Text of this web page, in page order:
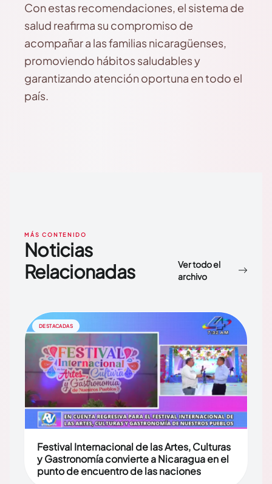
Con estas recomendaciones, el sistema de
salud reafirma su compromiso de
acompañar a las familias nicaragüenses,
promoviendo hábitos saludables y
garantizando atención oportuna en todo el
país.
MÁS CONTENIDO
Noticias
Relacionadas
Ver todo el
archivo
DESTACADAS
Festival Internacional de las Artes, Culturas
y Gastronomía convierte a Nicaragua en el
punto de encuentro de las naciones